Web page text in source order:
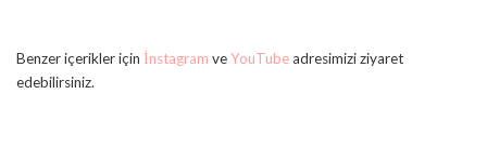
Benzer içerikler için İnstagram veYouTubeadresimizi ziyaret
edebilirsiniz.